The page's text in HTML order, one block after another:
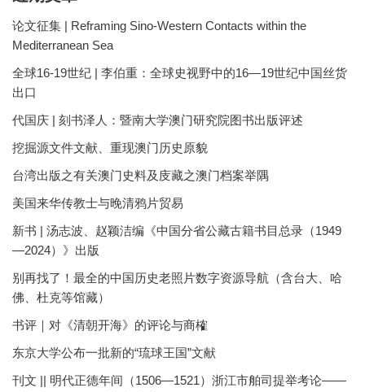
论文征集 | Reframing Sino-Western Contacts within the
Mediterranean Sea
全球16-19世纪 | 李伯重：全球史视野中的16—19世纪中国丝货
出口
代国庆 | 刻书泽人：暨南大学澳门研究院图书出版评述
挖掘源文件文献、重现澳门历史原貌
台湾出版之有关澳门史料及庋藏之澳门档案举隅
美国来华传教士与晚清鸦片贸易
新书 | 汤志波、赵颖洁编《中国分省公藏古籍书目总录（1949
—2024）》出版
别再找了！最全的中国历史老照片数字资源导航（含台大、哈
佛、杜克等馆藏）
书评｜对《清朝开海》的评论与商榷
东京大学公布一批新的“琉球王国”文献
刊文 || 明代正德年间（1506—1521）浙江市舶司提举考论——